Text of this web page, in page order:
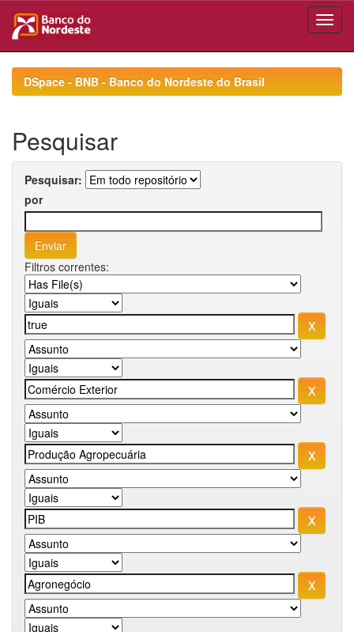
navigationDSpace - BNB - Banco do Nordeste do Brasil
Pesquisar
Pesquisar:
por
Filtros correntes: